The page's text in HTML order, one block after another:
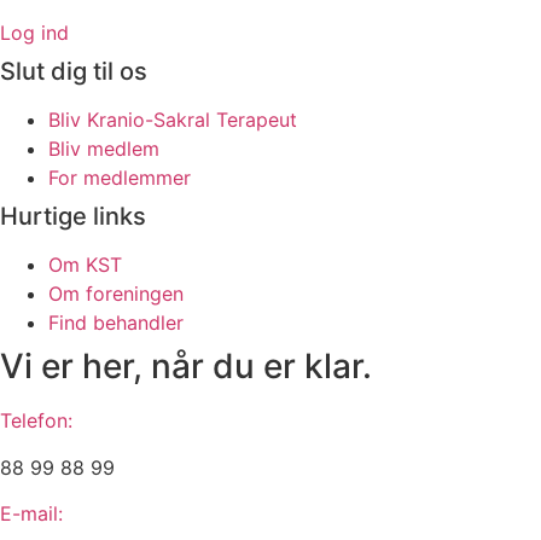
Log ind
Slut dig til os
Bliv Kranio-Sakral Terapeut
Bliv medlem
For medlemmer
Hurtige links
Om KST
Om foreningen
Find behandler
Vi er her, når du er klar.
Telefon:
88 99 88 99
E-mail: